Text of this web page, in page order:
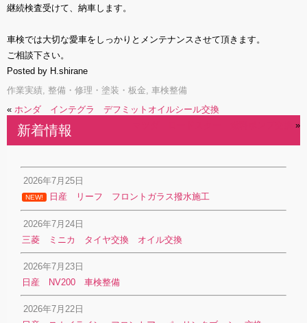
継続検査受けて、納車します。
車検では大切な愛車をしっかりとメンテナンスさせて頂きます。
ご相談下さい。
Posted by H.shirane
作業実績 整備・修理・塗装・板金 車検整備
« ホンダ インテグラ デフミットオイルシール交換
»
新着情報
2026年7月25日
NEW! 日産 リーフ フロントガラス撥水施工
2026年7月24日
三菱 ミニカ タイヤ交換 オイル交換
2026年7月23日
日産 NV200 車検整備
2026年7月22日